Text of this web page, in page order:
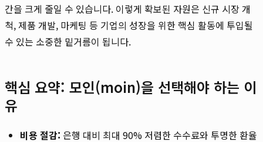
간을 크게 줄일 수 있습니다. 이렇게 확보된 자원은 신규 시장 개
척, 제품 개발, 마케팅 등 기업의 성장을 위한 핵심 활동에 투입될
수 있는 소중한 밑거름이 됩니다.
핵심 요약: 모인(moin)을 선택해야 하는 이
유
비용 절감: 은행 대비 최대 90% 저렴한 수수료와 투명한 환율